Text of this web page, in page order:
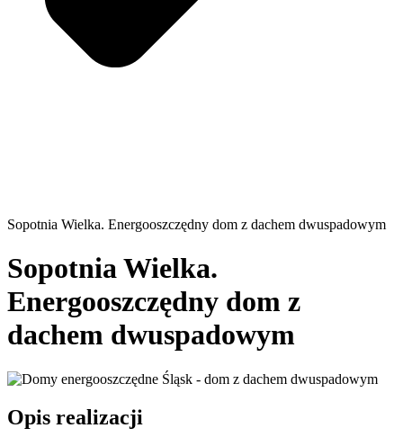
Sopotnia Wielka. Energooszczędny dom z dachem dwuspadowym
Sopotnia Wielka.
Energooszczędny dom z
dachem dwuspadowym
Opis realizacji